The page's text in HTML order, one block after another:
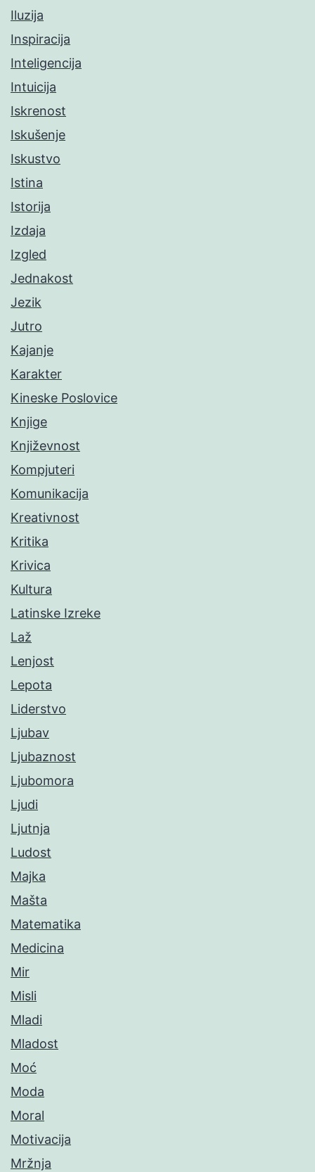
Iluzija
Inspiracija
Inteligencija
Intuicija
Iskrenost
Iskušenje
Iskustvo
Istina
Istorija
Izdaja
Izgled
Jednakost
Jezik
Jutro
Kajanje
Karakter
Kineske Poslovice
Knjige
Književnost
Kompjuteri
Komunikacija
Kreativnost
Kritika
Krivica
Kultura
Latinske Izreke
Laž
Lenjost
Lepota
Liderstvo
Ljubav
Ljubaznost
Ljubomora
Ljudi
Ljutnja
Ludost
Majka
Mašta
Matematika
Medicina
Mir
Misli
Mladi
Mladost
Moć
Moda
Moral
Motivacija
Mržnja